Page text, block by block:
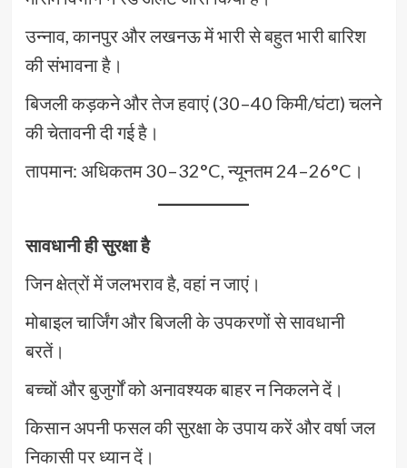
उन्नाव, कानपुर और लखनऊ में भारी से बहुत भारी बारिश
की संभावना है।
बिजली कड़कने और तेज हवाएं (30–40 किमी/घंटा) चलने
की चेतावनी दी गई है।
तापमान: अधिकतम 30–32°C, न्यूनतम 24–26°C।
सावधानी ही सुरक्षा है
जिन क्षेत्रों में जलभराव है, वहां न जाएं।
मोबाइल चार्जिंग और बिजली के उपकरणों से सावधानी
बरतें।
बच्चों और बुजुर्गों को अनावश्यक बाहर न निकलने दें।
किसान अपनी फसल की सुरक्षा के उपाय करें और वर्षा जल
निकासी पर ध्यान दें।